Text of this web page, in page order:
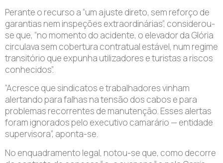
Perante o recurso a “um ajuste direto, sem reforço de
garantias nem inspeções extraordinárias”, considerou-
se que, “no momento do acidente, o elevador da Glória
circulava sem cobertura contratual estável, num regime
transitório que expunha utilizadores e turistas a riscos
conhecidos”.
“Acresce que sindicatos e trabalhadores vinham
alertando para falhas na tensão dos cabos e para
problemas recorrentes de manutenção. Esses alertas
foram ignorados pelo executivo camarário — entidade
supervisora”, aponta-se.
No enquadramento legal, notou-se que, como decorre